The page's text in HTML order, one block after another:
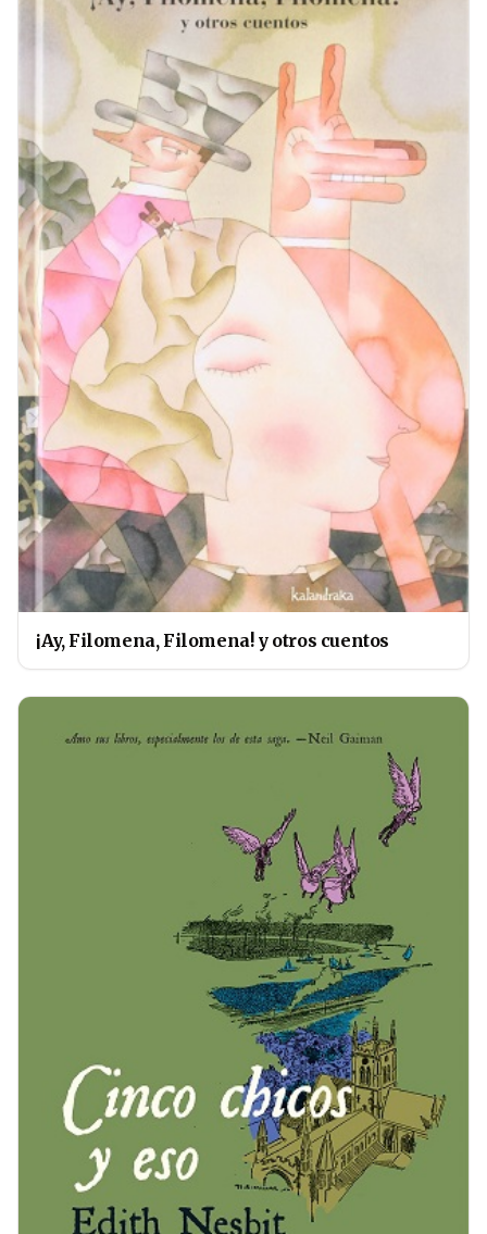
¡Ay, Filomena, Filomena! y otros cuentos